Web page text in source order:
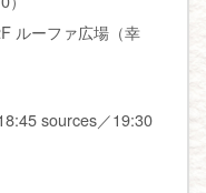
ルーファ広場（幸
sources／19:30